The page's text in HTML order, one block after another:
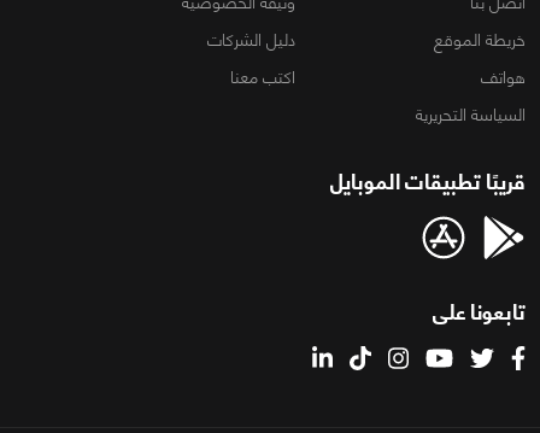
خريطة الموقع
دليل الشركات
هواتف
اكتب معنا
السياسة التحريرية
قريبًا تطبيقات الموبايل
تابعونا على